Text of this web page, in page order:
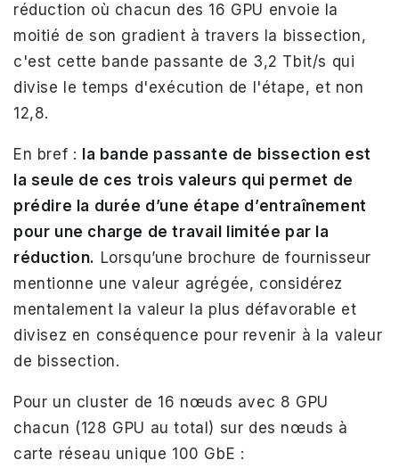
réduction où chacun des 16 GPU envoie la
moitié de son gradient à travers la bissection,
c'est cette bande passante de 3,2 Tbit/s qui
divise le temps d'exécution de l'étape, et non
12,8.
En bref :
la bande passante de bissection est
la seule de ces trois valeurs qui permet de
prédire la durée d’une étape d’entraînement
pour une charge de travail limitée par la
réduction. Lorsqu’une brochure de fournisseur
mentionne une valeur agrégée, considérez
mentalement la valeur la plus défavorable et
divisez en conséquence pour revenir à la valeur
de bissection.
Pour un cluster de 16 nœuds avec 8 GPU
chacun (128 GPU au total) sur des nœuds à
carte réseau unique 100 GbE :